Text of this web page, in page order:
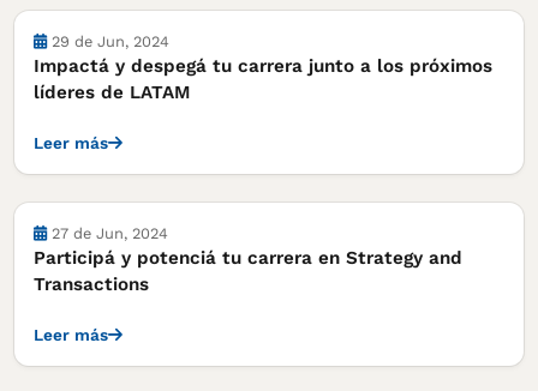
Cursos, concursos y becas
29 de Jun, 2024
Impactá y despegá tu carrera junto a los próximos
líderes de LATAM
Leer más
Cursos, concursos y becas
27 de Jun, 2024
Participá y potenciá tu carrera en Strategy and
Transactions
Leer más